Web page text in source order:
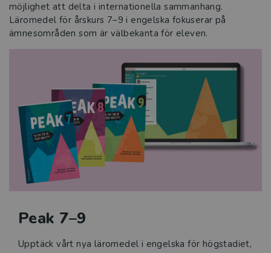
möjlighet att delta i internationella sammanhang.
Läromedel för årskurs 7–9 i engelska fokuserar på
ämnesområden som är välbekanta för eleven.
Peak 7–9
Upptäck vårt nya läromedel i engelska för högstadiet,